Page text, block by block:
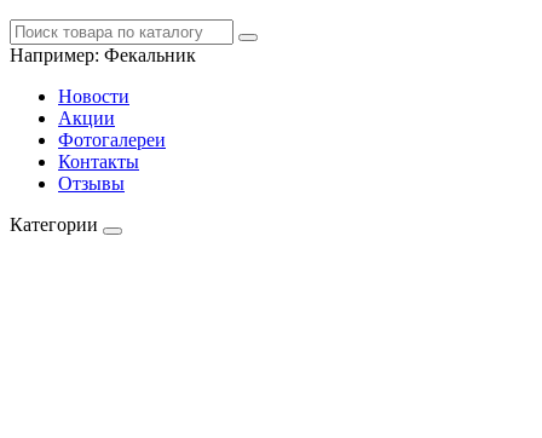
Например: Фекальник
Новости
Акции
Фотогалереи
Контакты
Отзывы
Категории